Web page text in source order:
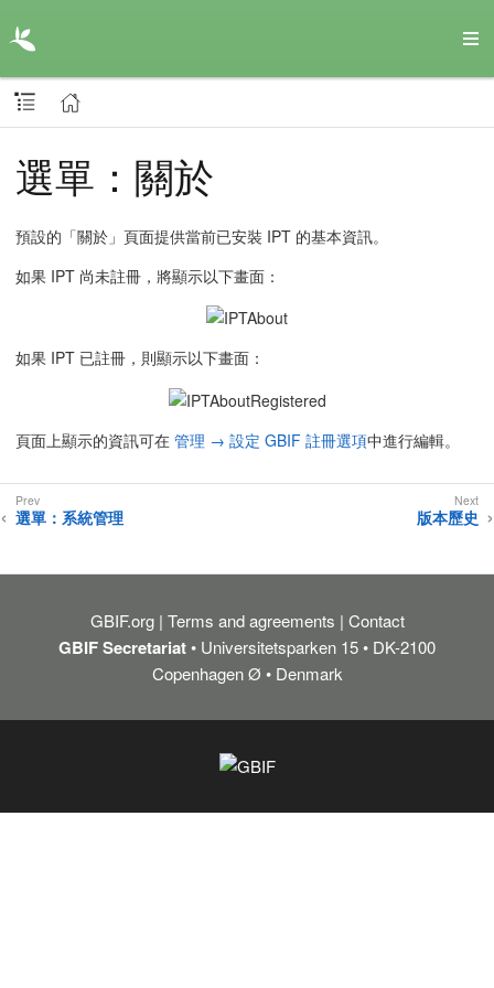
選單：關於
預設的「關於」頁面提供當前已安裝 IPT 的基本資訊。
如果 IPT 尚未註冊，將顯示以下畫面：
如果 IPT 已註冊，則顯示以下畫面：
頁面上顯示的資訊可在 管理 → 設定 GBIF 註冊選項中進行編輯。
選單：系統管理 版本歷史
GBIF.org Terms and agreements Contact
GBIF Secretariat• Universitetsparken 15 • DK-2100
Copenhagen Ø • Denmark